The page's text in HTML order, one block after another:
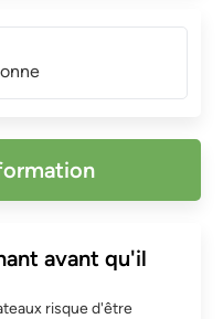
avant qu'il
risque d'être